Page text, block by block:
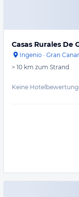
Casas Rurales De
Ingenio · Gran
> 10 km zum Strand
Keine